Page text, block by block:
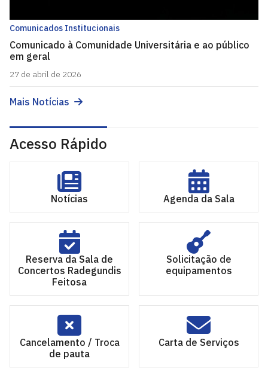
Comunicados Institucionais
Comunicado à Comunidade Universitária e ao público
em geral
27 de abril de 2026
Mais Notícias
Acesso Rápido
Notícias Agenda da Sala
Reserva da Sala de
Concertos Radegundis
Feitosa
Solicitação de
equipamentos
Cancelamento / Troca
de pauta
Carta de Serviços